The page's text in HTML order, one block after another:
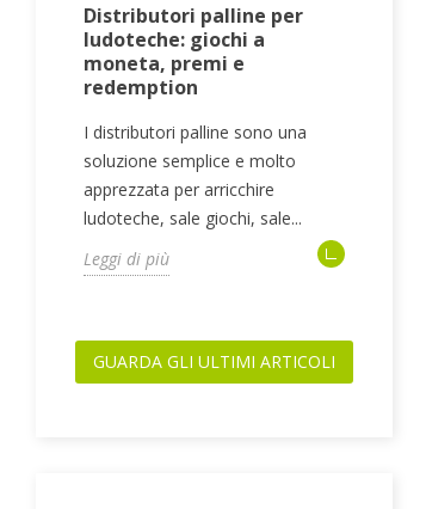
Distributori palline per
ludoteche: giochi a
moneta, premi e
redemption
I distributori palline sono una
soluzione semplice e molto
apprezzata per arricchire
ludoteche, sale giochi, sale...
Leggi di più
GUARDA GLI ULTIMI ARTICOLI